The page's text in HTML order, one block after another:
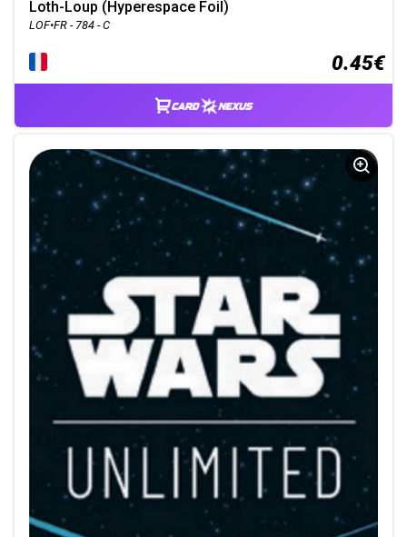
Loth-Loup (Hyperespace Foil)
LOF•FR - 784 - C
0.45€